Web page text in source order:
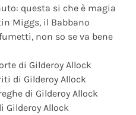
questa si che è magia
Miggs, il Babbano
non so se va bene
di Gilderoy Allock
di Gilderoy Allock
di Gilderoy Allock
Gilderoy Allock